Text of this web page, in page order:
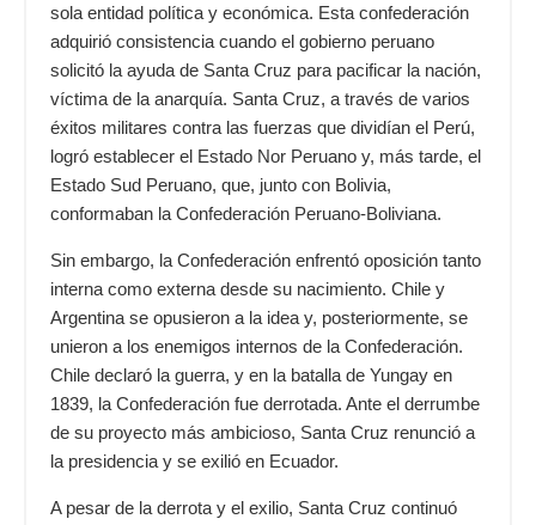
sola entidad política y económica. Esta confederación
adquirió consistencia cuando el gobierno peruano
solicitó la ayuda de Santa Cruz para pacificar la nación,
víctima de la anarquía. Santa Cruz, a través de varios
éxitos militares contra las fuerzas que dividían el Perú,
logró establecer el Estado Nor Peruano y, más tarde, el
Estado Sud Peruano, que, junto con Bolivia,
conformaban la Confederación Peruano-Boliviana.
Sin embargo, la Confederación enfrentó oposición tanto
interna como externa desde su nacimiento. Chile y
Argentina se opusieron a la idea y, posteriormente, se
unieron a los enemigos internos de la Confederación.
Chile declaró la guerra, y en la batalla de Yungay en
1839, la Confederación fue derrotada. Ante el derrumbe
de su proyecto más ambicioso, Santa Cruz renunció a
la presidencia y se exilió en Ecuador.
A pesar de la derrota y el exilio, Santa Cruz continuó